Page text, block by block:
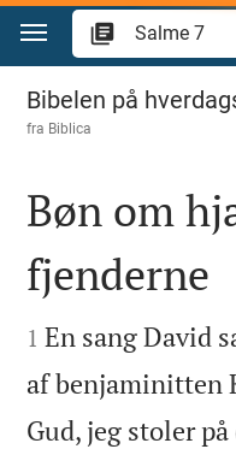
Gå til indhold
Salme 7
Bibelen på
fra Biblica

Bøn om
fjenderne

1 En sang David
af benjaminitten
Gud, jeg stoler